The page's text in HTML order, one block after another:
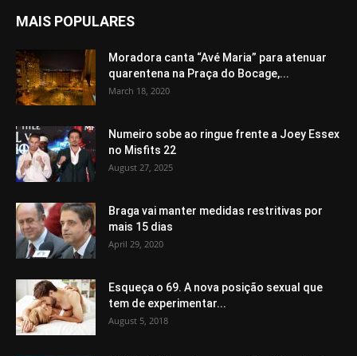
MAIS POPULARES
Moradora canta “Avé Maria” para atenuar
quarentena na Praça do Bocage,...
March 18, 2020
Numeiro sobe ao ringue frente a Joey Essex
no Misfits 22
August 27, 2025
Braga vai manter medidas restritivas por
mais 15 dias
April 29, 2020
Esqueça o 69. A nova posição sexual que
tem de experimentar...
August 5, 2018